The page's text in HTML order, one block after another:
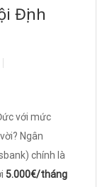
Định
với mức
Ngân
chính là
5.000€/tháng